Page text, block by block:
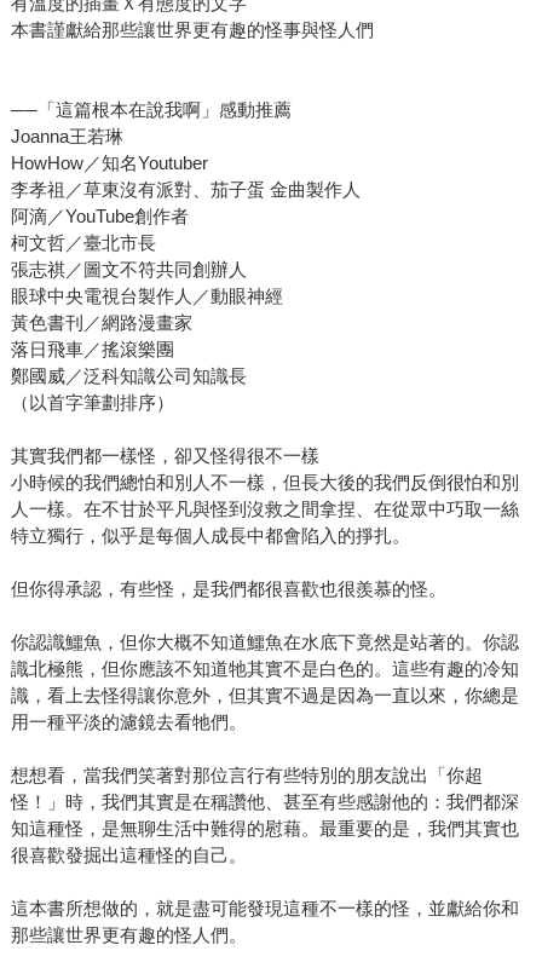
本書謹獻給那些讓世界更有趣的怪事與怪人們
──「這篇根本在說我啊」感動推薦
Joanna王若琳
HowHow／知名Youtuber
李孝祖／草東沒有派對、茄子蛋 金曲製作人
阿滴／YouTube創作者
柯文哲／臺北市長
張志祺／圖文不符共同創辦人
眼球中央電視台製作人／動眼神經
黃色書刊／網路漫畫家
落日飛車／搖滾樂團
鄭國威／泛科知識公司知識長
（以首字筆劃排序）
其實我們都一樣怪，卻又怪得很不一樣
小時候的我們總怕和別人不一樣，但長大後的我們反倒很怕和別
人一樣。在不甘於平凡與怪到沒救之間拿捏、在從眾中巧取一絲
特立獨行，似乎是每個人成長中都會陷入的掙扎。
但你得承認，有些怪，是我們都很喜歡也很羨慕的怪。
你認識鱷魚，但你大概不知道鱷魚在水底下竟然是站著的。你認
識北極熊，但你應該不知道牠其實不是白色的。這些有趣的冷知
識，看上去怪得讓你意外，但其實不過是因為一直以來，你總是
用一種平淡的濾鏡去看牠們。
想想看，當我們笑著對那位言行有些特別的朋友說出「你超
怪！」時，我們其實是在稱讚他、甚至有些感謝他的：我們都深
知這種怪，是無聊生活中難得的慰藉。最重要的是，我們其實也
很喜歡發掘出這種怪的自己。
這本書所想做的，就是盡可能發現這種不一樣的怪，並獻給你和
那些讓世界更有趣的怪人們。